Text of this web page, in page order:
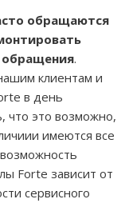
обращаются
обращения.
клиентам и
в день
что это возможно,
имеются все
Forte зависит от
сервисного